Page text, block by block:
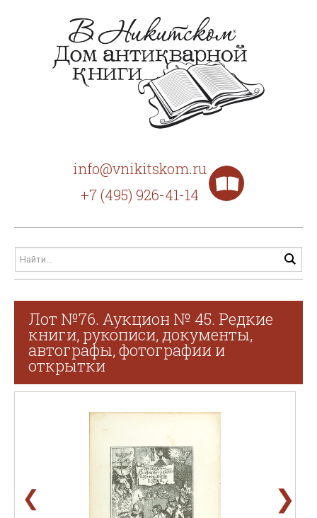
info@vnikitskom.ru
+7 (495) 926-41-14
Лот №76. Аукцион № 45. Редкие
книги, рукописи, документы,
автографы, фотографии и
открытки
❮ ❯